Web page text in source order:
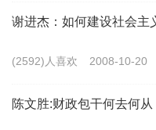
应持续保持，以降低规
另一方面，特惠帮
内没有享受特惠帮扶政
谢进杰：如何建设社会主
(2592)人喜欢 2008-10-20
陈文胜:财政包干何去何从